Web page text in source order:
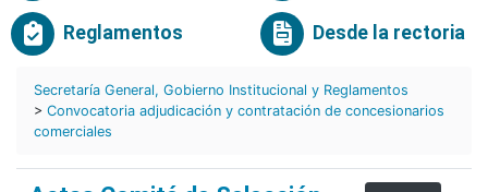
Reglamentos Desde la rectoria
Secretaría General, Gobierno Institucional y Reglamentos
> Convocatoria adjudicación y contratación de concesionarios
comerciales